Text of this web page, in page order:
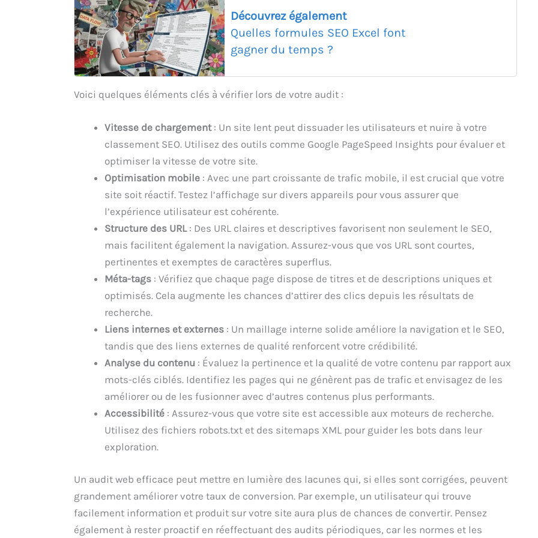
Découvrez également
Quelles formules SEO Excel font
gagner du temps ?
Voici quelques éléments clés à vérifier lors de votre audit :
Vitesse de chargement: Un site lent peut dissuader les utilisateurs et nuire à votre
classement SEO. Utilisez des outils comme Google PageSpeed Insights pour évaluer et
optimiser la vitesse de votre site.
Optimisation mobile : Avec une part croissante de trafic mobile, il est crucial que votre
site soit réactif. Testez l’affichage sur divers appareils pour vous assurer que
l’expérience utilisateur est cohérente.
Structure des URL: Des URL claires et descriptives favorisent non seulement le SEO,
mais facilitent également la navigation. Assurez-vous que vos URL sont courtes,
pertinentes et exemptes de caractères superflus.
Méta-tags : Vérifiez que chaque page dispose de titres et de descriptions uniques et
optimisés. Cela augmente les chances d’attirer des clics depuis les résultats de
recherche.
Liens internes et externes : Un maillage interne solide améliore la navigation et le SEO,
tandis que des liens externes de qualité renforcent votre crédibilité.
Analyse du contenu : Évaluez la pertinence et la qualité de votre contenu par rapport aux
mots-clés ciblés. Identifiez les pages qui ne génèrent pas de trafic et envisagez de les
améliorer ou de les fusionner avec d’autres contenus plus performants.
Accessibilité : Assurez-vous que votre site est accessible aux moteurs de recherche.
Utilisez des fichiers robots.txt et des sitemaps XML pour guider les bots dans leur
exploration.
Un audit web efficace peut mettre en lumière des lacunes qui, si elles sont corrigées, peuvent
grandement améliorer votre taux de conversion. Par exemple, un utilisateur qui trouve
facilement information et produit sur votre site aura plus de chances de convertir. Pensez
également à rester proactif en réeffectuant des audits périodiques, car les normes et les